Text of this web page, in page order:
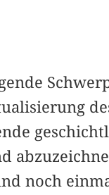
noch